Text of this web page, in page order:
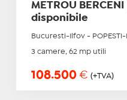
METROU
disponibile
Bucuresti-Ilfov - POPESTI-
3 camere, 62 mp utili
108.500 € (+TVA)